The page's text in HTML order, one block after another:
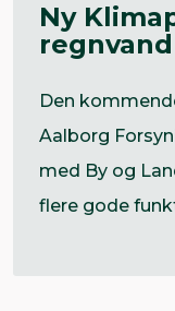
Ny
Den
Aalborg
med By og
flere gode